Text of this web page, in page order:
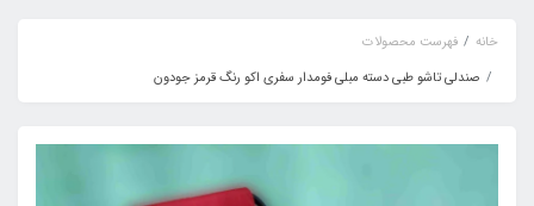
خانه
فهرست محصولات
صندلی تاشو طبی دسته مبلی فومدار سفری اکو رنگ قرمز جودون